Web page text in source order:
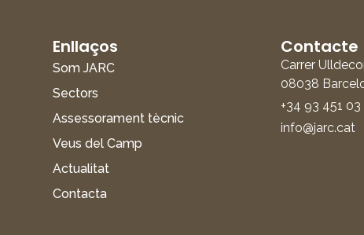
Enllaços
Som JARC
Sectors
Assessorament tècnic
Veus del Camp
Actualitat
Contacta
Contacte
Carrer
08038
+34 93 451 03
info@jarc.cat